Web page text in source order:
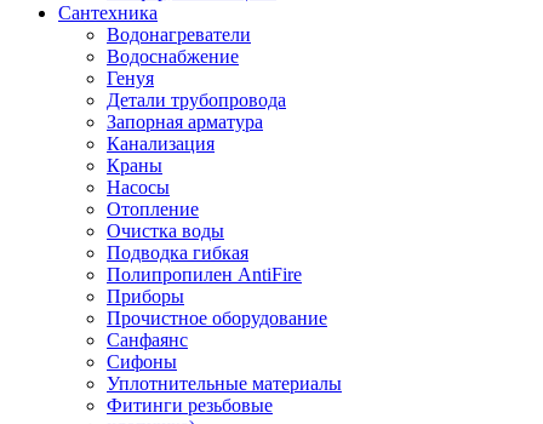
Сантехника
Водонагреватели
Водоснабжение
Генуя
Детали трубопровода
Запорная арматура
Канализация
Краны
Насосы
Отопление
Очистка воды
Подводка гибкая
Полипропилен AntiFire
Приборы
Прочистное оборудование
Санфаянс
Сифоны
Уплотнительные материалы
Фитинги резьбовые